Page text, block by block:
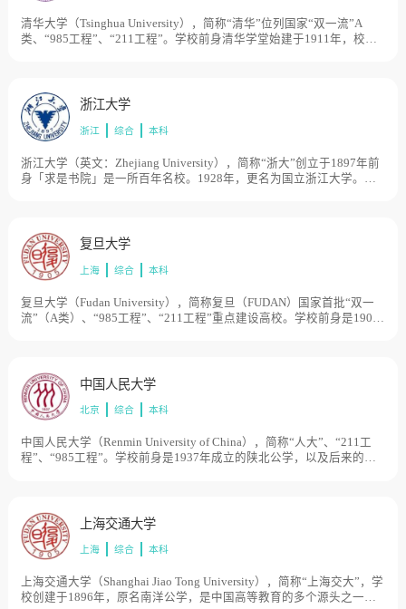
占地面积7000亩。
清华大学（Tsinghua University），简称“清华”位列国家“双一流”A
类、“985工程”、“211工程”。学校前身清华学堂始建于1911年，校名
长沙，与国立北京大学、私立南开大学组建国立长沙临时大学，1938
年迁至昆明改名为国立西南联合大学。1946年迁回清华园。1949年中
华人民共和国成立，清华大学进入新的发展阶段。中国高等院校1952
合性的研究型大学。清华占地面积约为6632亩。
浙江大学
浙江 综合 本科
浙江大学（英文：Zhejiang University），简称“浙大”创立于1897年前
身「求是书院」是一所百年名校。1928年，更名为国立浙江大学。
年，四校实现合并，组建了新浙江大学。浙江大学是教育部直属的综
合性全国重点大学，同时也是研究型、创新型大学、“985工程大学”
“211工程大学”“双一流大学”是我国知名的顶级学府。学校现有紫金
9335亩。
复旦大学
上海 综合 本科
复旦大学（Fudan University），简称复旦（FUDAN）国家首批“双一
流”（A类）、“985工程”、“211工程”重点建设高校。学校前身是1905
院的上海医科大学合并，组建新的复旦大学。占地面积为1600亩。
中国人民大学
北京 综合 本科
中国人民大学（Renmin University of China），简称“人大”、“211工
程”、“985工程”。学校前身是1937年成立的陕北公学，以及后来的华
的第一所新型正规大学。1954年，被确定为以社会科学为主的综合大
学和首批全国重点大学；1960年，被确定为综合性全国重点大学；
2017年入选国家“双一流”建设名单。占地面积7500亩。
上海交通大学
上海 综合 本科
上海交通大学（Shanghai Jiao Tong University），简称“上海交大”，学
校创建于1896年，原名南洋公学，是中国高等教育的多个源头之一；